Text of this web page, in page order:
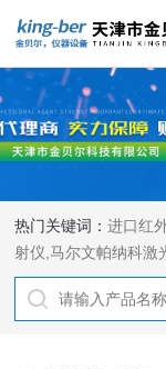
热门关键词：进口红
射仪 ,马尔文帕纳科激